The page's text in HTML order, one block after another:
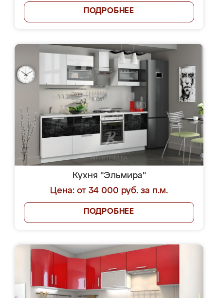
ПОДРОБНЕЕ
Кухня "Эльмира"
Цена: от 34 000 руб. за п.м.
ПОДРОБНЕЕ